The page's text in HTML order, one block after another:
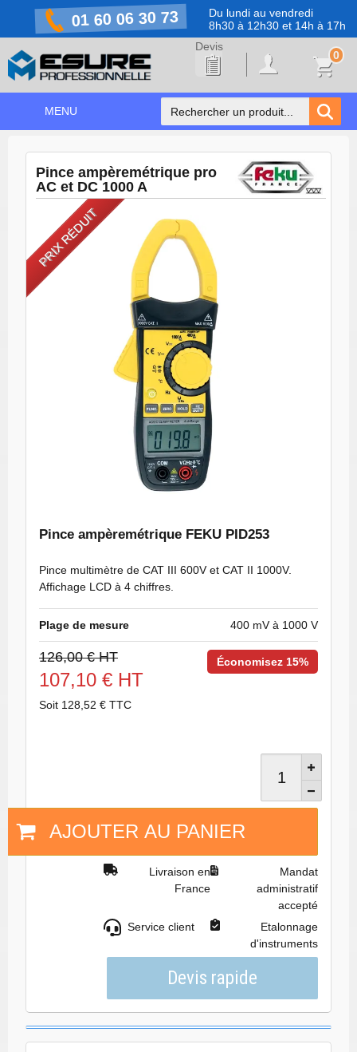
01 60 06 30 73
Du lundi au vendredi
8h30 à 12h30 et 14h à 17h
0
MENU
NOS PRODUITS
NOS MARQUES
NOS PROMOTIONS
PRÉVENTION COVID-19
Pince ampèremétrique pro
AC et DC 1000 A
PRIX RÉDUIT
Pince ampèremétrique FEKU PID253
Pince multimètre de CAT III 600V et CAT II 1000V.
Affichage LCD à 4 chiffres.
Plage de mesure 400 mV à 1000 V
Économisez 15%
126,00 € HT
107,10 € HT
Soit 128,52 € TTC
AJOUTER AU PANIER
Livraison en
France
Mandat
administratif
accepté
Service client
Etalonnage
d'instruments